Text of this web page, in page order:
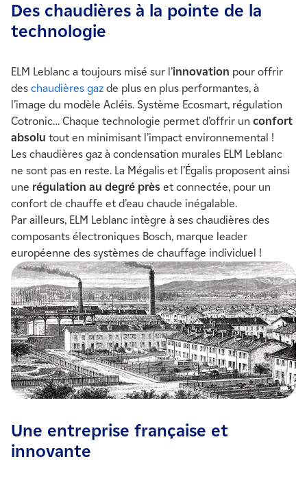
Des chaudières à la pointe de la
technologie
ELM Leblanc a toujours misé sur l’innovation pour offrir
des chaudières gaz de plus en plus performantes, à
l’image du modèle Acléis. Système Ecosmart, régulation
Cotronic… Chaque technologie permet d’offrir un confort
absolu tout en minimisant l’impact environnemental !
Les chaudières gaz à condensation murales ELM Leblanc
ne sont pas en reste. La Mégalis et l’Égalis proposent ainsi
une régulation au degré près et connectée, pour un
confort de chauffe et d’eau chaude inégalable.
Par ailleurs, ELM Leblanc intègre à ses chaudières des
composants électroniques Bosch, marque leader
européenne des systèmes de chauffage individuel !
Une entreprise française et
innovante